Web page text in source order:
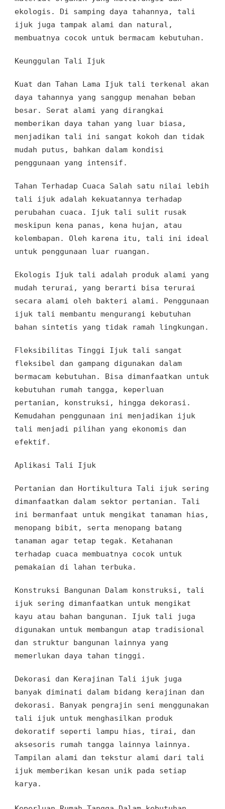
ekologis . Di samping daya tahannya, tali
ijuk juga tampak alami dan natural ,
membuatnya cocok untuk bermacam kebutuhan .
Keunggulan Tali Ijuk
Kuat dan Tahan Lama Ijuk tali terkenal akan
daya tahannya yang sanggup menahan beban
besar. Serat alami yang dirangkai
memberikan daya tahan yang luar biasa ,
menjadikan tali ini sangat kokoh dan tidak
mudah putus , bahkan dalam kondisi
penggunaan yang intensif .
Tahan Terhadap Cuaca Salah satu nilai lebih
tali ijuk adalah kekuatannya terhadap
perubahan cuaca. Ijuk tali sulit rusak
meskipun
kena panas, kena hujan, atau
kelembapan. Oleh karena itu, tali ini ideal
untuk penggunaan luar ruangan .
Ekologis Ijuk tali adalah produk alami yang
mudah terurai, yang berarti bisa terurai
secara alami oleh bakteri alami. Penggunaan
ijuk tali membantu mengurangi
kebutuhan
bahan sintetis yang tidak ramah lingkungan .
Fleksibilitas Tinggi Ijuk tali sangat
fleksibel dan gampang digunakan dalam
bermacam kebutuhan . Bisa dimanfaatkan untuk
kebutuhan rumah tangga , keperluan
pertanian, konstruksi , hingga dekorasi .
Kemudahan penggunaan ini menjadikan ijuk
tali menjadi pilihan yang ekonomis dan
efektif.
Aplikasi Tali Ijuk
Pertanian dan Hortikultura Tali ijuk sering
dimanfaatkan dalam sektor pertanian . Tali
ini bermanfaat untuk mengikat tanaman hias,
menopang bibit , serta menopang batang
tanaman agar tetap tegak. Ketahanan
terhadap cuaca membuatnya cocok untuk
pemakaian di lahan terbuka .
Konstruksi Bangunan Dalam konstruksi , tali
ijuk sering dimanfaatkan untuk mengikat
kayu atau bahan bangunan. Ijuk tali juga
digunakan untuk membangun atap tradisional
dan struktur bangunan lainnya yang
memerlukan daya tahan tinggi.
Dekorasi dan Kerajinan Tali ijuk juga
banyak diminati dalam bidang kerajinan dan
dekorasi . Banyak pengrajin seni menggunakan
tali ijuk untuk menghasilkan produk
dekoratif seperti lampu hias , tirai , dan
aksesoris rumah tangga lainnya lainnya.
Tampilan alami dan tekstur alami dari tali
ijuk memberikan kesan unik pada setiap
karya .